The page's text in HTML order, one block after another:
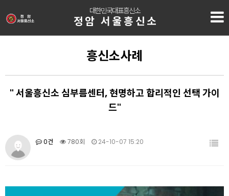
대한민국대표흥신소
정암 서울흥신소
흥신소사례
" 서울흥신소 심부름센터, 현명하고 합리적인 선택 가이
드"
0건 780회 24-10-07 15:20